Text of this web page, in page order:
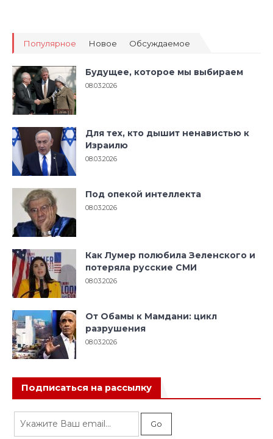
Популярное Новое Обсуждаемое
Будущее, которое мы выбираем
08.03.2026
Для тех, кто дышит ненавистью к
Израилю
08.03.2026
Под опекой интеллекта
08.03.2026
Как Лумер полюбила Зеленского и
потеряла русские СМИ
08.03.2026
От Обамы к Мамдани: цикл
разрушения
08.03.2026
Подписаться на рассылку